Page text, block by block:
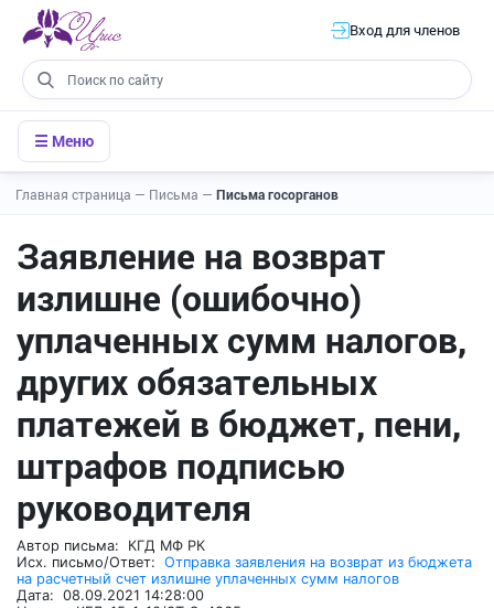
Вход для членов
☰ Меню
Главная страница — Письма — Письма госорганов
Заявление на возврат
излишне (ошибочно)
уплаченных сумм налогов,
других обязательных
платежей в бюджет, пени,
штрафов подписью
руководителя
Автор письма: КГД МФ РК
Исх. письмо/Ответ: Отправка заявления на возврат из бюджета
на расчетный счет излишне уплаченных сумм налогов
Дата: 08.09.2021 14:28:00